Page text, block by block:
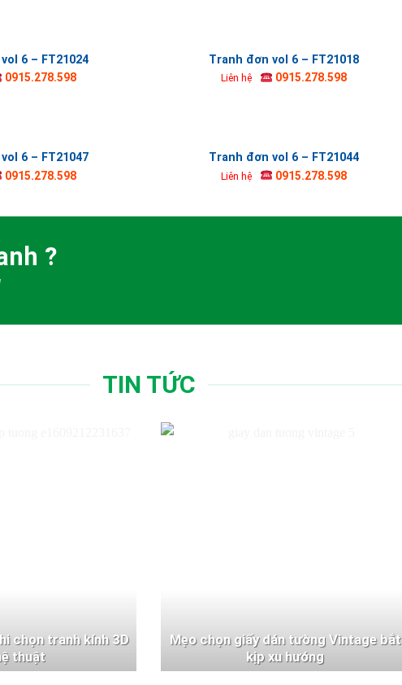
6 – FT21024
0915.278.598
Tranh đơn vol 6 – FT21018
Liên hệ 0915.278.598
6 – FT21047
0915.278.598
Tranh đơn vol 6 – FT21044
Liên hệ 0915.278.598
?
TIN TỨC
chọn tranh kính 3D
thuật
Mẹo chọn giấy dán tường Vintage bắt
kịp xu hướng